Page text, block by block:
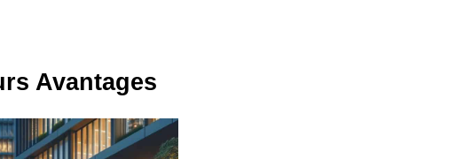
Avantages